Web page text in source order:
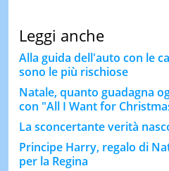
Leggi anche
Alla guida dell'auto con le
sono le più rischiose
Natale, quanto guadagna
con "All I Want for
La sconcertante verità
Principe Harry, regalo di
per la Regina